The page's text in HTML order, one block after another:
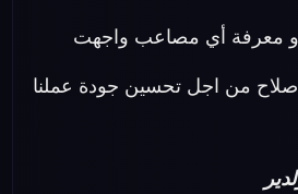
معرفة أي مصاعب واجهت
من اجل تحسين جودة عملنا